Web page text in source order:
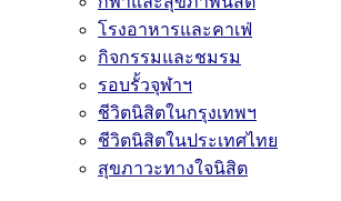
โรงอาหารและคาเฟ่
กิจกรรมและชมรม
รอบรั้วจุฬาฯ
ชีวิตนิสิตในกรุงเทพฯ
ชีวิตนิสิตในประเทศไทย
สุขภาวะทางใจนิสิต